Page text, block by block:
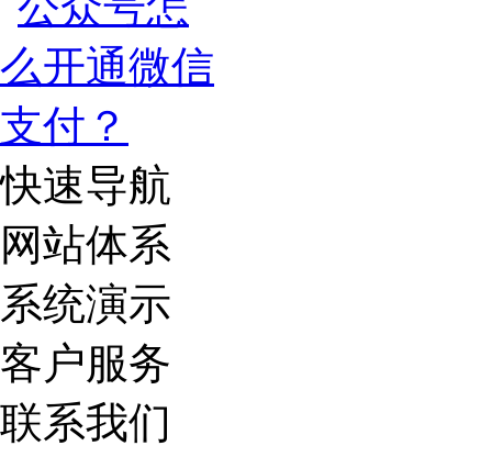
快速导航
网站体系
系统演示
客户服务
联系我们